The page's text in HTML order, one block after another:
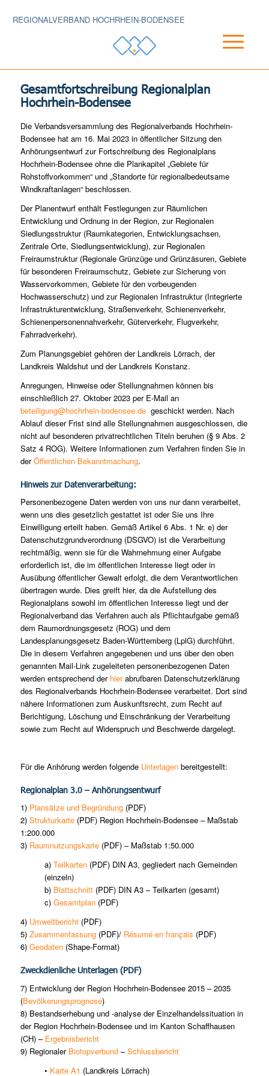
REGIONALVERBAND HOCHRHEIN-BODENSEE
Gesamtfortschreibung Regionalplan
Hochrhein-Bodensee
Die Verbandsversammlung des Regionalverbands Hochrhein-
Bodensee hat am 16. Mai 2023 in öffentlicher Sitzung den
Anhörungsentwurf zur Fortschreibung des Regionalplans
Hochrhein-Bodensee ohne die Plankapitel „Gebiete für
Rohstoffvorkommen“ und „Standorte für regionalbedeutsame
Windkraftanlagen“ beschlossen.
Der Planentwurf enthält Festlegungen zur Räumlichen
Entwicklung und Ordnung in der Region, zur Regionalen
Siedlungsstruktur (Raumkategorien, Entwicklungsachsen,
Zentrale Orte, Siedlungsentwicklung), zur Regionalen
Freiraumstruktur (Regionale Grünzüge und Grünzäsuren, Gebiete
für besonderen Freiraumschutz, Gebiete zur Sicherung von
Wasservorkommen, Gebiete für den vorbeugenden
Hochwasserschutz) und zur Regionalen Infrastruktur (Integrierte
Infrastrukturentwicklung, Straßenverkehr, Schienenverkehr,
Schienenpersonennahverkehr, Güterverkehr, Flugverkehr,
Fahrradverkehr).
Zum Planungsgebiet gehören der Landkreis Lörrach, der
Landkreis Waldshut und der Landkreis Konstanz.
Anregungen, Hinweise oder Stellungnahmen können bis
einschließlich 27. Oktober 2023 per E-Mail an
beteiligung@hochrhein-bodensee.de geschickt werden. Nach
Ablauf dieser Frist sind alle Stellungnahmen ausgeschlossen, die
nicht auf besonderen privatrechtlichen Titeln beruhen (§ 9 Abs. 2
Satz 4 ROG). Weitere Informationen zum Verfahren finden Sie in
derÖffentlichen Bekanntmachung.
Hinweis zur Datenverarbeitung:
Personenbezogene Daten werden von uns nur dann verarbeitet,
wenn uns dies gesetzlich gestattet ist oder Sie uns Ihre
Einwilligung erteilt haben. Gemäß Artikel 6 Abs. 1 Nr. e) der
Datenschutzgrundverordnung (DSGVO) ist die Verarbeitung
rechtmäßig, wenn sie für die Wahrnehmung einer Aufgabe
erforderlich ist, die im öffentlichen Interesse liegt oder in
Ausübung öffentlicher Gewalt erfolgt, die dem Verantwortlichen
übertragen wurde. Dies greift hier, da die Aufstellung des
Regionalplans sowohl im öffentlichen Interesse liegt und der
Regionalverband das Verfahren auch als Pflichtaufgabe gemäß
dem Raumordnungsgesetz (ROG) und dem
Landesplanungsgesetz Baden-Württemberg (LplG) durchführt.
Die in diesem Verfahren angegebenen und uns über den oben
genannten Mail-Link zugeleiteten personenbezogenen Daten
werden entsprechend der hierabrufbaren Datenschutzerklärung
des Regionalverbands Hochrhein-Bodensee verarbeitet. Dort sind
nähere Informationen zum Auskunftsrecht, zum Recht auf
Berichtigung, Löschung und Einschränkung der Verarbeitung
sowie zum Recht auf Widerspruch und Beschwerde dargelegt.
Für die Anhörung werden folgende Unterlagenbereitgestellt:
Regionalplan 3.0 – Anhörungsentwurf
1) Plansätze und Begründung(PDF)
2) Strukturkarte(PDF) Region Hochrhein-Bodensee – Maßstab
1:200.000
3) Raumnutzungskarte (PDF) – Maßstab 1:50.000
a) Teilkarten(PDF) DIN A3, gegliedert nach Gemeinden
(einzeln)
b) Blattschnitt(PDF) DIN A3 – Teilkarten (gesamt)
c) Gesamtplan(PDF)
4) Umweltbericht(PDF)
5) Zusammenfassung(PDF)/ Résumé en français (PDF)
6) Geodaten(Shape-Format)
Zweckdienliche Unterlagen(PDF)
7) Entwicklung der Region Hochrhein-Bodensee 2015 – 2035
(Bevölkerungsprognose)
8) Bestandserhebung und -analyse der Einzelhandelssituation in
der Region Hochrhein-Bodensee und im Kanton Schaffhausen
(CH) – Ergebnisbericht
9) Regionaler Biotopverbund–Schlussbericht
• Karte A1 (Landkreis Lörrach)